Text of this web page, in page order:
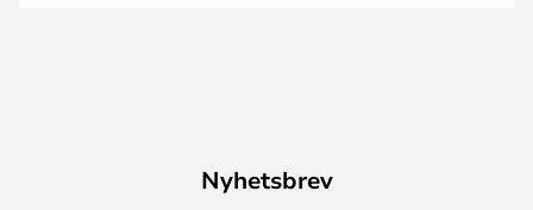
Nyhetsbrev